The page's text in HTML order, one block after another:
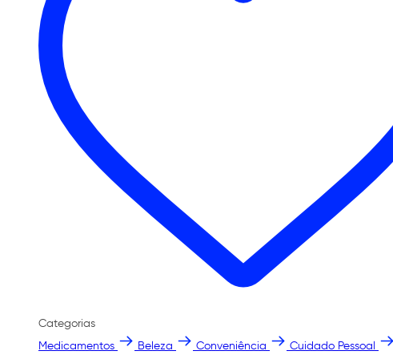
Categorias
Medicamentos
Beleza Conveniência Cuidado Pessoal